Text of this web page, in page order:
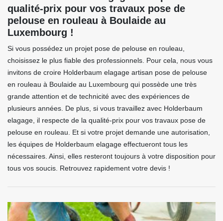
qualité-prix pour vos travaux pose de
pelouse en rouleau à Boulaide au
Luxembourg !
Si vous possédez un projet pose de pelouse en rouleau,
choisissez le plus fiable des professionnels. Pour cela, nous vous
invitons de croire Holderbaum elagage artisan pose de pelouse
en rouleau à Boulaide au Luxembourg qui possède une très
grande attention et de technicité avec des expériences de
plusieurs années. De plus, si vous travaillez avec Holderbaum
elagage, il respecte de la qualité-prix pour vos travaux pose de
pelouse en rouleau. Et si votre projet demande une autorisation,
les équipes de Holderbaum elagage effectueront tous les
nécessaires. Ainsi, elles resteront toujours à votre disposition pour
tous vos soucis. Retrouvez rapidement votre devis !